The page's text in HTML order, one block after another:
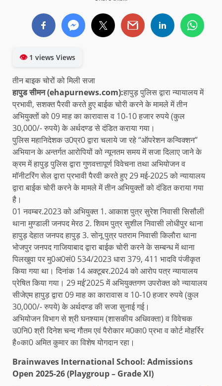
👁1 views Views
तीन बाइक चोरों को मिली सजा
हापुड सीमन (ehapurnews.com):हापुड़ पुलिस द्वारा न्यायालय में
प्रभावी, सशक्त पैरवी करते हुए बाईक चोरी करने के मामले में तीन
अभियुक्तों को 09 माह का कारावास व 10-10 हजार रुपये (कुल
30,000/- रुपये) के अर्थदण्ड से दंडित कराया गया।
पुलिस महानिदेशक उ0प्र0 द्वारा चलाये जा रहे “ऑपरेशन कन्विक्शन”
अभियान के अन्तर्गत आरोपियों को न्यूनतम समय में सजा दिलाए जाने के
क्रम में हापुड़ पुलिस द्वारा गुणवत्तापूर्ण विवेचना तथा अभियोजन व
मॉनीटरिंग सेल द्वारा प्रभावी पैरवी करते हुए 29 मई-2025 को न्यायालय
द्वारा बाईक चोरी करने के मामले में तीन अभियुक्तों को दंडित कराया गया
है।
01 नवम्बर.2023 को अभियुक्त 1. आकाश पुत्र सुरेश निवासी सिसौली
थाना मुण्डाली जनपद मेरठ 2. शिवम पुत्र सुशील निवासी लोधीपुर थाना
हापुड़ देहात जनपद हापुड़ 3. सोनू पुत्र पतराम निवासी किलौरा थाना
भोजपुर जनपद गाजियाबाद द्वारा बाईक चोरी करने के सम्बन्ध में थाना
पिलखुवा पर मु0अ0सं0 534/2023 धारा 379, 411 भादवि पंजीकृत
किया गया था। दिनांक 14 अक्टूबर.2024 को आरोप पत्र न्यायालय
प्रेषित किया गया। 29 मई’2025 में अभियुक्तगण उपरोक्त को न्यायालय
सीजेएम हापुड़ द्वारा 09 माह का कारावास व 10-10 हजार रुपये (कुल
30,000/- रुपये) के अर्थदण्ड की सजा सुनाई गई।
अभियोजन विभाग से श्री घनश्याम (शासकीय अधिवक्ता) व विवेचक
उ0नि0 श्री दिनेश चन्द गौतम एवं पैरोकार म0का0 प्रभा व कोर्ट मोहर्रिर
है०का0 अमित कुमार का विशेष योगदान रहा।
Brainwaves International School: Admissions
Open 2025-26 (Playgroup – Grade XI)